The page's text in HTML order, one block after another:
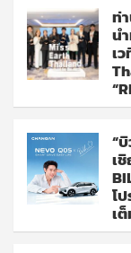
ท่
น
เ
“
เ
โ
เ